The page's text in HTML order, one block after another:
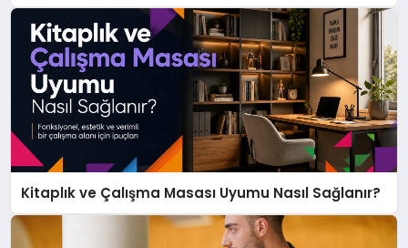
Kitaplık ve Çalışma Masası Uyumu Nasıl Sağlanır?